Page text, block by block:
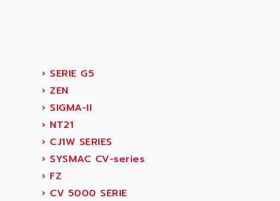
› SERIE G5
› ZEN
› SIGMA-II
› NT21
› CJ1W SERIES
› SYSMAC CV-series
› FZ
› CV 5000 SERIE